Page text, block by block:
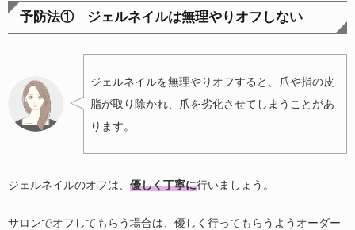
予防法① ジェルネイルは無理やりオフしない
ジェルネイルを無理やりオフすると、爪や指の皮
脂が取り除かれ、爪を劣化させてしまうことがあ
ります。
ジェルネイルのオフは、 優しく丁寧に行いましょう。
サロンでオフしてもらう場合は、優しく行ってもらうようオーダー